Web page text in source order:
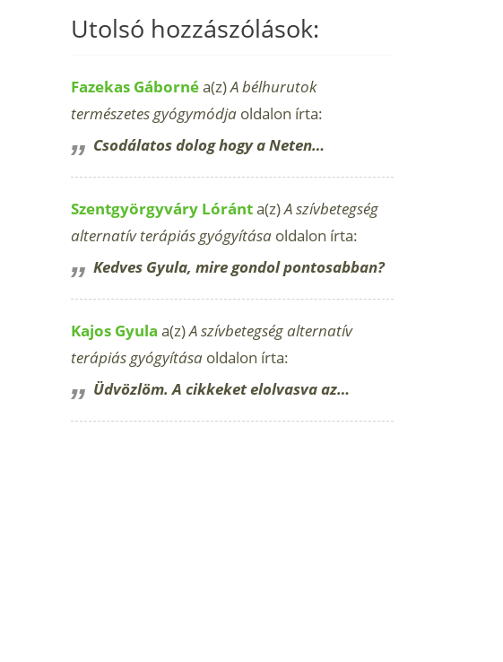
Utolsó hozzászólások:
Fazekas Gábornéa(z)A bélhurutok
természetes gyógymódja oldalon írta:
Csodálatos dolog hogy a Neten…
Szentgyörgyváry Lóránta(z)A szívbetegség
alternatív terápiás gyógyítása oldalon írta:
Kedves Gyula, mire gondol pontosabban?
Kajos Gyula a(z)A szívbetegség alternatív
terápiás gyógyítása oldalon írta:
Üdvözlöm. A cikkeket elolvasva az…